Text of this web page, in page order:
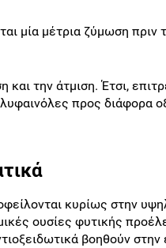
μία μέτρια ζύμωση πριν
την άτμιση. Έτσι,
προς διάφορα
κυρίως στην
ουσίες φυτικής
βοηθούν